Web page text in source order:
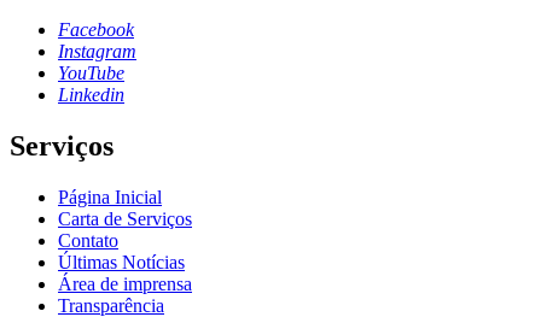
Facebook
Instagram
YouTube
Linkedin
Serviços
Página Inicial
Carta de Serviços
Contato
Últimas Notícias
Área de imprensa
Transparência